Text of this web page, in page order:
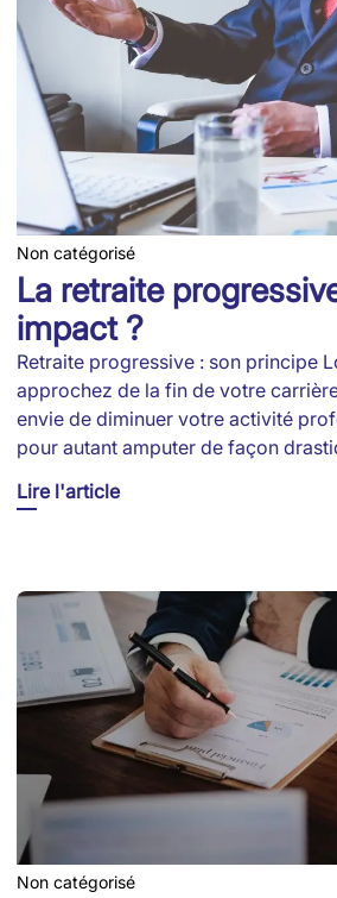
Non catégorisé
La retraite
impact ?
Retraite progressive : son principe
approchez de la fin de votre
envie de diminuer votre activité
pour autant amputer de façon
Lire l'article
Non catégorisé